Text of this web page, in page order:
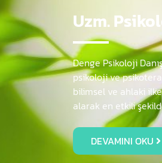
Uzm.
Denge Psikoloji
psikoloji ve
bilimsel ve ahlaki
alarak en etkili
DEVAMINI OKU